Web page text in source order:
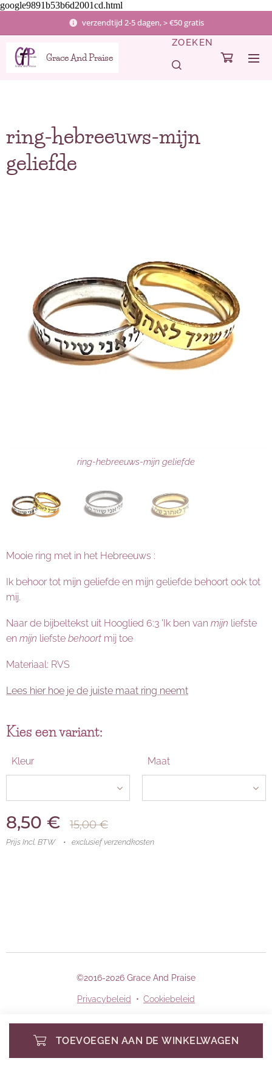
google9891b53b6d2001cd.html
verzendtijd 2-5 dagen, > €50 gratis
Grace And Praise
ZOEKEN
ring-hebreeuws-mijn
geliefde
ring-hebreeuws-mijn geliefde
ring-hebreeuws-mijn geliefde
ring-hebreeuws-mijn geliefde
Mooie ring met in het Hebreeuws :
Ik behoor tot mijn geliefde en mijn geliefde behoort ook tot
mij.
Naar de bijbeltekst uit Hooglied‬ ‭6:3 'Ik ben van mijn liefste
en mijn liefste behoort mij toe
Materiaal: RVS
Lees hier hoe je de juiste maat ring neemt
Kies een variant:
Kleur Maat
8,50 € 15,00€
Prijs Incl. BTW exclusief verzendkosten
TOEVOEGEN AAN DE WINKELWAGEN
©2016-2026 Grace And Praise
Privacybeleid Cookiebeleid